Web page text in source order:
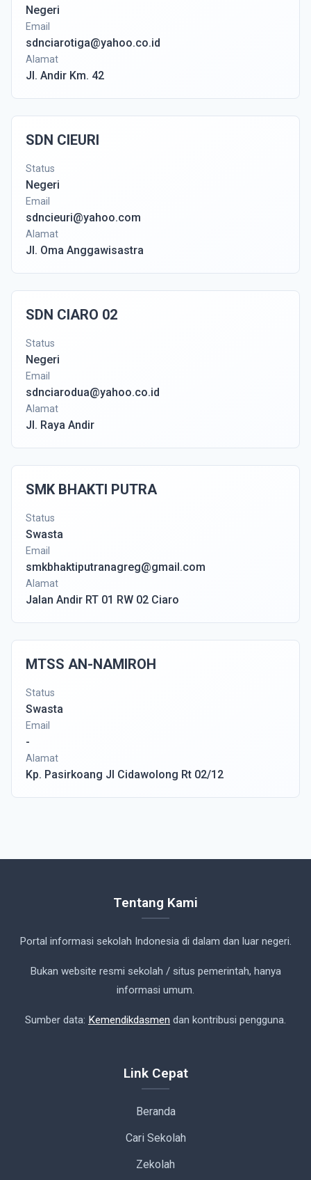
Negeri
Email
sdnciarotiga@yahoo.co.id
Alamat
Jl. Andir Km. 42
SDN CIEURI
Status
Negeri
Email
sdncieuri@yahoo.com
Alamat
Jl. Oma Anggawisastra
SDN CIARO 02
Status
Negeri
Email
sdnciarodua@yahoo.co.id
Alamat
Jl. Raya Andir
SMK BHAKTI PUTRA
Status
Swasta
Email
smkbhaktiputranagreg@gmail.com
Alamat
Jalan Andir RT 01 RW 02 Ciaro
MTSS AN-NAMIROH
Status
Swasta
Email
-
Alamat
Kp. Pasirkoang Jl Cidawolong Rt 02/12
Tentang Kami
Portal informasi sekolah Indonesia di dalam dan luar negeri.
Bukan website resmi sekolah / situs pemerintah, hanya
informasi umum.
Sumber data: Kemendikdasmen dan kontribusi pengguna.
Link Cepat
Beranda
Cari Sekolah
Zekolah